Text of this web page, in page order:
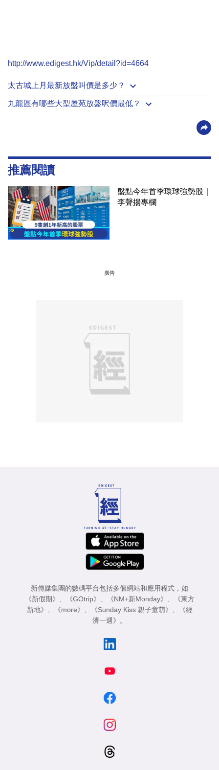
http://www.edigest.hk/Vip/detail?id=4664
太古城上月最新放盤叫價是多少？
九龍區有哪些大型屋苑放盤呎價最低？
推薦閱讀
盤點今年首季環球強勢股｜
李聲揚專欄
廣告
新傳媒集團的數碼平台包括多個網站和應用程式，如
《新假期》 、 《GOtrip》 、 《NM+新Monday》 、
《東方
新地》 、 《more》 、 《Sunday Kiss 親子童萌》 、
《經
濟一週》 。